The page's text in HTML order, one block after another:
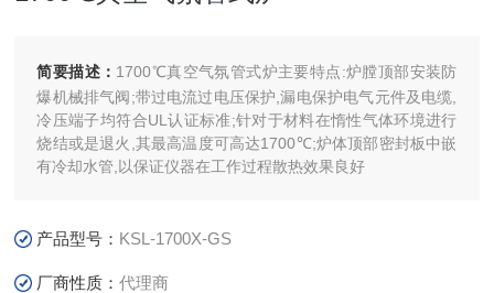
简要描述： 1700℃真空气氛管式炉主要特点:炉膛顶部安装防
爆机械排气阀;带过电流过电压保护,漏电保护电气元件及电缆,
冷压端子均符合UL认证标准;针对于材料在惰性气体环境进行
烧结或是退火,其最高温度可高达1700℃;炉体顶部密封板中嵌
有冷却水管,以保证仪器在工作过程散热效果良好
产品型号： KSL-1700X-GS
厂商性质：代理商